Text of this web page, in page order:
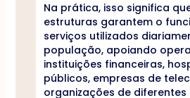
Na prática, isso significa
estruturas garantem o
serviços utilizados
população, apoiando
instituições financeiras,
públicos, empresas de
organizações de diferentes